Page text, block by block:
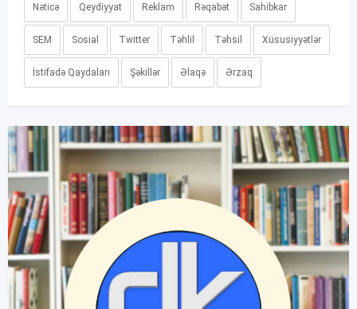
Nəticə Qeydiyyat Reklam Rəqabət Sahibkar
SEM Sosial Twitter Təhlil Təhsil Xüsusiyyətlər
İstifadə Qaydaları Şəkillər Əlaqə Ərzaq